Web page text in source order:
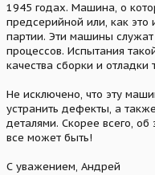
1945 годах. Машина, о
предсерийной или, как
партии. Эти машины служат
процессов. Испытания
качества сборки и отладки
Не исключено, что эту
устранить дефекты, а
деталями. Скорее всего,
все может быть!
С уважением, Андрей